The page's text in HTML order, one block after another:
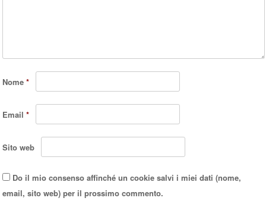
Nome*
Email*
Sito web
Do il mio consenso affinché un cookie salvi i miei dati (nome,
email, sito web) per il prossimo commento.